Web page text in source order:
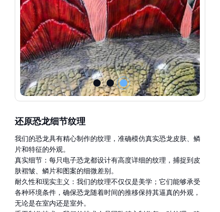
还原恐龙细节纹理
我们的恐龙具有精心制作的纹理，准确模仿真实恐龙皮肤、鳞
片和特征的外观。
真实细节：每只电子恐龙都设计有高度详细的纹理，捕捉到皮
肤褶皱、鳞片和图案的细微差别。
耐久性和现实主义：我们的纹理不仅仅是美学；它们能够承受
各种环境条件，确保恐龙随着时间的推移保持其逼真的外观，
无论是在室内还是室外。